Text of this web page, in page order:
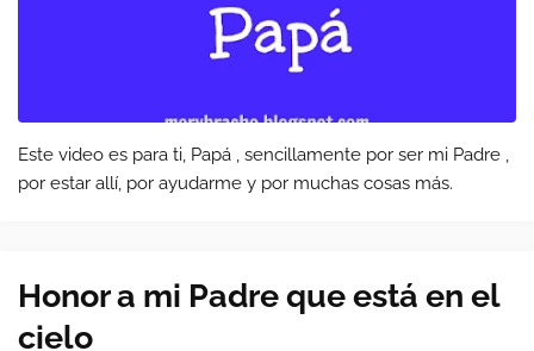
Este video es para ti, Papá , sencillamente por ser mi Padre ,
por estar allí, por ayudarme y por muchas cosas más.
Honor a mi Padre que está en el
cielo